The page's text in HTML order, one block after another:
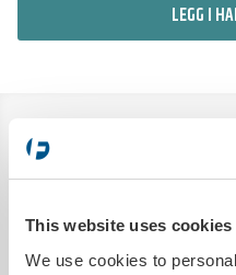
This website uses cookies
We use cookies to
LEGG I
BESKRIVELSE
PRODUKTDETALJER